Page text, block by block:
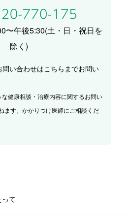
〜午後5:30(土・日・祝日を
除く)
い合わせはこちらまでお問い
健康相談・治療内容に関するお問い
ます。かかりつけ医師にご相談くだ
て